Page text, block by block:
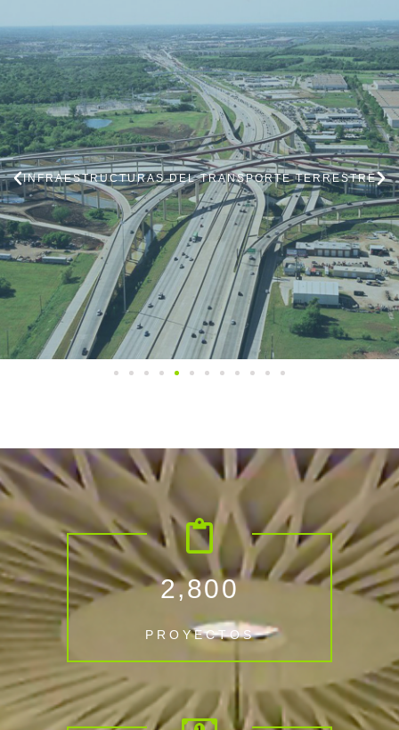
INFRAESTRUCTURAS MARÍTIMAS Y FLUVIALES
2,800
PROYECTOS